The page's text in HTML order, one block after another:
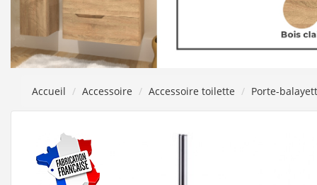
Accueil Accessoire Accessoire toilette Porte-